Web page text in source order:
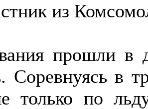
из
прошли в
Соревнуясь в
только по